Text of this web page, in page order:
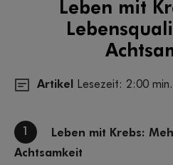
Leben mit
Artikel Lesezeit: 2:00 min.
Leben mit Krebs:
Achtsamkeit